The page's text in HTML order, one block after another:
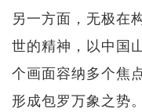
另一方面，无极在
世的精神，以中国
个画面容纳多个焦
形成包罗万象之势。